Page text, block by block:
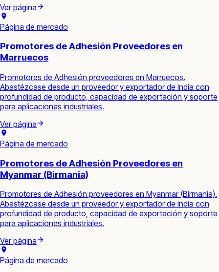
Ver página
Página de mercado
Promotores de Adhesión Proveedores en
Marruecos
Promotores de Adhesión proveedores en Marruecos.
Abastézcase desde un proveedor y exportador de India con
profundidad de producto, capacidad de exportación y soporte
para aplicaciones industriales.
Ver página
Página de mercado
Promotores de Adhesión Proveedores en
Myanmar (Birmania)
Promotores de Adhesión proveedores en Myanmar (Birmania).
Abastézcase desde un proveedor y exportador de India con
profundidad de producto, capacidad de exportación y soporte
para aplicaciones industriales.
Ver página
Página de mercado